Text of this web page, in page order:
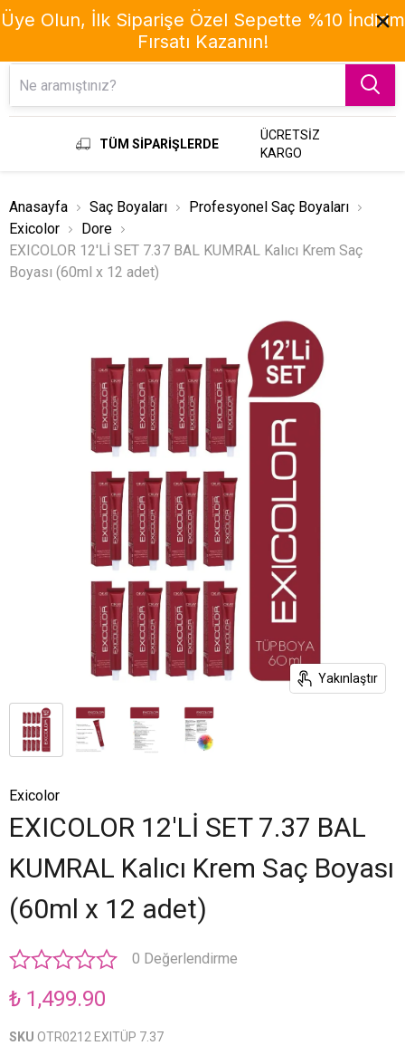
TÜM SİPARİŞLERDE
ÜCRETSİZ
KARGO
Anasayfa Saç Boyaları
Profesyonel Saç Boyaları
Exicolor
Dore
EXICOLOR 12'Lİ SET 7.37 BAL KUMRAL Kalıcı Krem Saç
Boyası (60ml x 12 adet)
Yakınlaştır
Exicolor
EXICOLOR 12'Lİ SET 7.37 BAL
KUMRAL Kalıcı Krem Saç Boyası
(60ml x 12 adet)
0 Değerlendirme
₺ 1,499.90
SKU OTR0212 EXITÜP 7.37
Üye Olun, İlk Siparişe Özel Sepette %10 İndirim
Fırsatı Kazanın!